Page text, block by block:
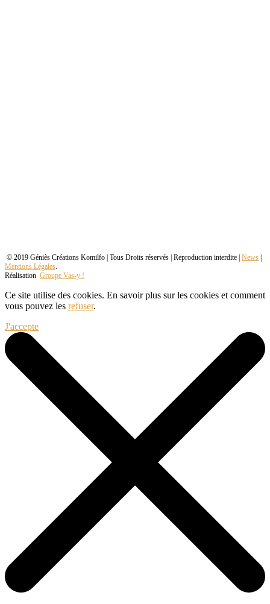
© 2019 Géniès Créations Komilfo | Tous Droits réservés | Reproduction interdite | News
Mentions Légales.
Réalisation Groupe Vas-y !
Ce site utilise des cookies. En savoir plus sur les cookies et comment
vous pouvez les refuser.
J'accepte